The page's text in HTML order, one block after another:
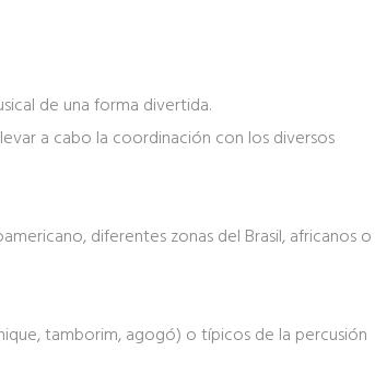
de una forma divertida.
a cabo la coordinación con los diversos
diferentes zonas del Brasil, africanos o
tamborim, agogó) o típicos de la percusión